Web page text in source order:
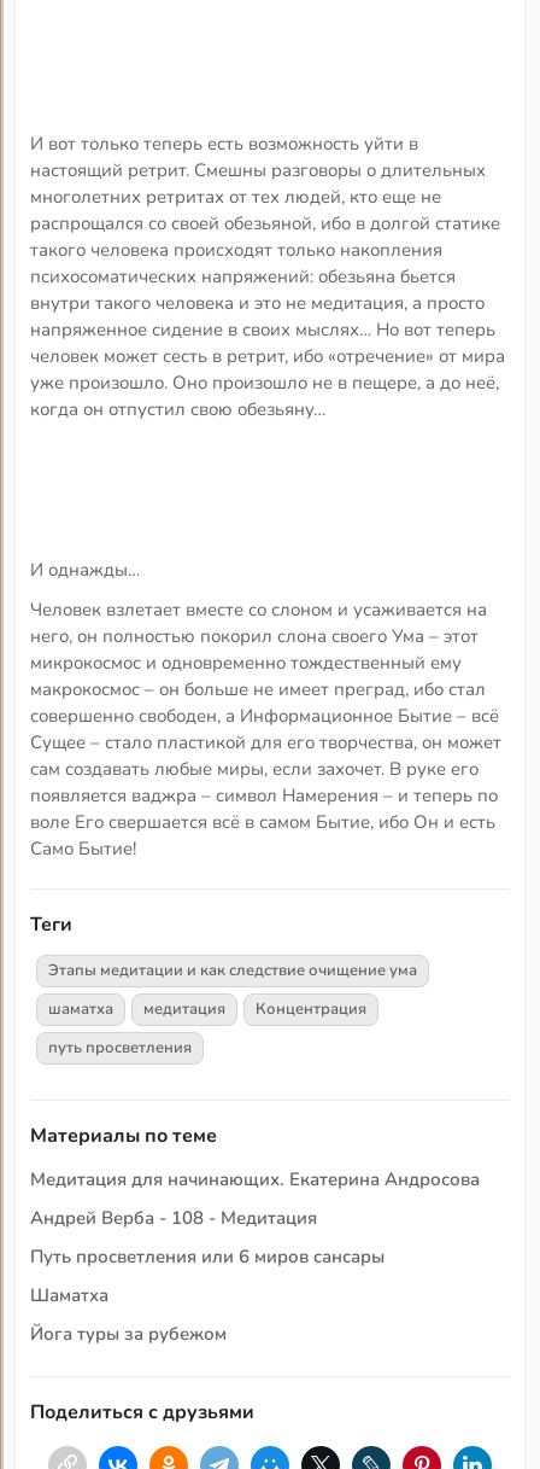
И вот только теперь есть возможность уйти в
настоящий ретрит. Смешны разговоры о длительных
многолетних ретритах от тех людей, кто еще не
распрощался со своей обезьяной, ибо в долгой статике
такого человека происходят только накопления
психосоматических напряжений: обезьяна бьется
внутри такого человека и это не медитация, а просто
напряженное сидение в своих мыслях… Но вот теперь
человек может сесть в ретрит, ибо «отречение» от мира
уже произошло. Оно произошло не в пещере, а до неё,
когда он отпустил свою обезьяну…
И однажды…
Человек взлетает вместе со слоном и усаживается на
него, он полностью покорил слона своего Ума – этот
микрокосмос и одновременно тождественный ему
макрокосмос – он больше не имеет преград, ибо стал
совершенно свободен, а Информационное Бытие – всё
Сущее – стало пластикой для его творчества, он может
сам создавать любые миры, если захочет. В руке его
появляется ваджра – символ Намерения – и теперь по
воле Его свершается всё в самом Бытие, ибо Он и есть
Само Бытие!
Теги
Этапы медитации и как следствие очищение ума
шаматха
медитация
Концентрация
путь просветления
Материалы по теме
Медитация для начинающих. Екатерина Андросова
Андрей Верба - 108 - Медитация
Путь просветления или 6 миров сансары
Шаматха
Йога туры за рубежом
Поделиться с друзьями